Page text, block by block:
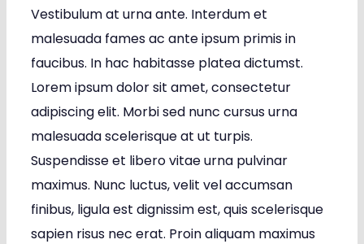
Vestibulum at urna ante. Interdum et
malesuada fames ac ante ipsum primis in
faucibus. In hac habitasse platea dictumst.
Lorem ipsum dolor sit amet, consectetur
adipiscing elit. Morbi sed nunc cursus urna
malesuada scelerisque at ut turpis.
Suspendisse et libero vitae urna pulvinar
maximus. Nunc luctus, velit vel accumsan
finibus, ligula est dignissim est, quis scelerisque
sapien risus nec erat. Proin aliquam maximus